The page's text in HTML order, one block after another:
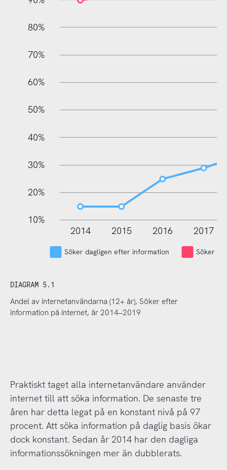
10%
20%
30%
40%
50%
60%
70%
80%
2014 2015 2016 2017
Söker dagligen efter information Söker
DIAGRAM 5.1
Andel av internetanvändarna (12+ år), Söker efter
information på internet, år 2014–2019
Praktiskt taget alla internetanvändare använder
internet till att söka information. De senaste tre
åren har detta legat på en konstant nivå på 97
procent. Att söka information på daglig basis ökar
dock konstant. Sedan år 2014 har den dagliga
informationssökningen mer än dubblerats.